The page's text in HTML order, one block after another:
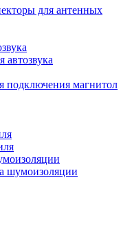
для антенных
автозвука
подключения магнитол
шумоизоляции